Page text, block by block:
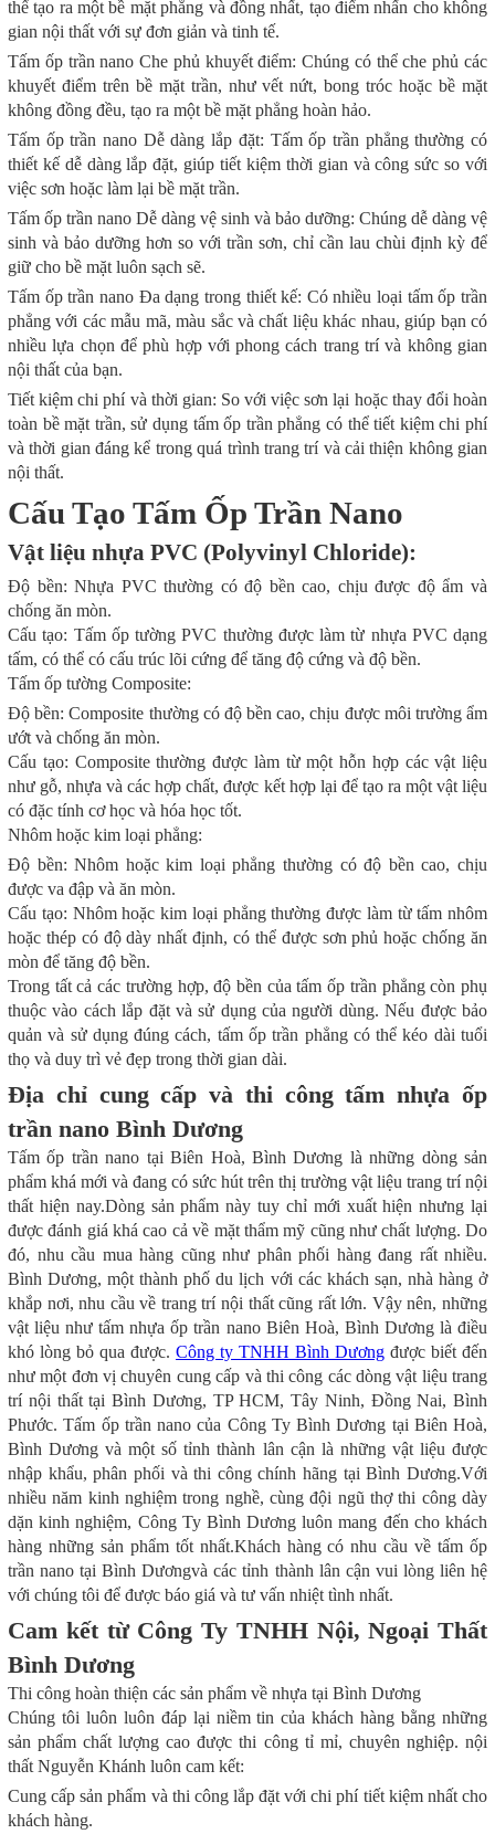
thể tạo ra một bề mặt phẳng và đồng nhất, tạo điểm nhấn cho không
gian nội thất với sự đơn giản và tinh tế.
Tấm ốp trần nano Che phủ khuyết điểm: Chúng có thể che phủ các
khuyết điểm trên bề mặt trần, như vết nứt, bong tróc hoặc bề mặt
không đồng đều, tạo ra một bề mặt phẳng hoàn hảo.
Tấm ốp trần nano Dễ dàng lắp đặt: Tấm ốp trần phẳng thường có
thiết kế dễ dàng lắp đặt, giúp tiết kiệm thời gian và công sức so với
việc sơn hoặc làm lại bề mặt trần.
Tấm ốp trần nano Dễ dàng vệ sinh và bảo dưỡng: Chúng dễ dàng vệ
sinh và bảo dưỡng hơn so với trần sơn, chỉ cần lau chùi định kỳ để
giữ cho bề mặt luôn sạch sẽ.
Tấm ốp trần nano Đa dạng trong thiết kế: Có nhiều loại tấm ốp trần
phẳng với các mẫu mã, màu sắc và chất liệu khác nhau, giúp bạn có
nhiều lựa chọn để phù hợp với phong cách trang trí và không gian
nội thất của bạn.
Tiết kiệm chi phí và thời gian: So với việc sơn lại hoặc thay đổi hoàn
toàn bề mặt trần, sử dụng tấm ốp trần phẳng có thể tiết kiệm chi phí
và thời gian đáng kể trong quá trình trang trí và cải thiện không gian
nội thất.
Cấu Tạo Tấm Ốp Trần Nano
Vật liệu nhựa PVC (Polyvinyl Chloride):
Độ bền: Nhựa PVC thường có độ bền cao, chịu được độ ẩm và
chống ăn mòn.
Cấu tạo: Tấm ốp tường PVC thường được làm từ nhựa PVC dạng
tấm, có thể có cấu trúc lõi cứng để tăng độ cứng và độ bền.
Tấm ốp tường Composite:
Độ bền: Composite thường có độ bền cao, chịu được môi trường ẩm
ướt và chống ăn mòn.
Cấu tạo: Composite thường được làm từ một hỗn hợp các vật liệu
như gỗ, nhựa và các hợp chất, được kết hợp lại để tạo ra một vật liệu
có đặc tính cơ học và hóa học tốt.
Nhôm hoặc kim loại phẳng:
Độ bền: Nhôm hoặc kim loại phẳng thường có độ bền cao, chịu
được va đập và ăn mòn.
Cấu tạo: Nhôm hoặc kim loại phẳng thường được làm từ tấm nhôm
hoặc thép có độ dày nhất định, có thể được sơn phủ hoặc chống ăn
mòn để tăng độ bền.
Trong tất cả các trường hợp, độ bền của tấm ốp trần phẳng còn phụ
thuộc vào cách lắp đặt và sử dụng của người dùng. Nếu được bảo
quản và sử dụng đúng cách, tấm ốp trần phẳng có thể kéo dài tuổi
thọ và duy trì vẻ đẹp trong thời gian dài.
Địa chỉ cung cấp và thi công tấm nhựa ốp
trần nano Bình Dương
Tấm ốp trần nano tại Biên Hoà, Bình Dương là những dòng sản
phẩm khá mới và đang có sức hút trên thị trường vật liệu trang trí nội
thất hiện nay.Dòng sản phẩm này tuy chỉ mới xuất hiện nhưng lại
được đánh giá khá cao cả về mặt thẩm mỹ cũng như chất lượng. Do
đó, nhu cầu mua hàng cũng như phân phối hàng đang rất nhiều.
Bình Dương, một thành phố du lịch với các khách sạn, nhà hàng ở
khắp nơi, nhu cầu về trang trí nội thất cũng rất lớn. Vậy nên, những
vật liệu như tấm nhựa ốp trần nano Biên Hoà, Bình Dương là điều
khó lòng bỏ qua được. Công ty TNHH Bình Dương được biết đến
như một đơn vị chuyên cung cấp và thi công các dòng vật liệu trang
trí nội thất tại Bình Dương, TP HCM, Tây Ninh, Đồng Nai, Bình
Phước. Tấm ốp trần nano của Công Ty Bình Dương tại Biên Hoà,
Bình Dương và một số tỉnh thành lân cận là những vật liệu được
nhập khẩu, phân phối và thi công chính hãng tại Bình Dương.Với
nhiều năm kinh nghiệm trong nghề, cùng đội ngũ thợ thi công dày
dặn kinh nghiệm, Công Ty Bình Dương luôn mang đến cho khách
hàng những sản phẩm tốt nhất.Khách hàng có nhu cầu về tấm ốp
trần nano tại Bình Dươngvà các tỉnh thành lân cận vui lòng liên hệ
với chúng tôi để được báo giá và tư vấn nhiệt tình nhất.
Cam kết từ Công Ty TNHH Nội, Ngoại Thất
Bình Dương
Thi công hoàn thiện các sản phẩm về nhựa tại Bình Dương
Chúng tôi luôn luôn đáp lại niềm tin của khách hàng bằng những
sản phẩm chất lượng cao được thi công tỉ mỉ, chuyên nghiệp. nội
thất Nguyễn Khánh luôn cam kết:
Cung cấp sản phẩm và thi công lắp đặt với chi phí tiết kiệm nhất cho
khách hàng.